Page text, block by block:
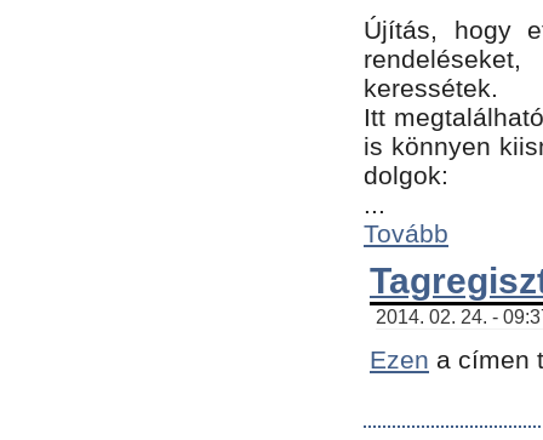
Újítás, hogy
keressétek.
Itt
is könnyen
dolgok:
...
Tovább
2014. 02. 24. -
Ezen a címen